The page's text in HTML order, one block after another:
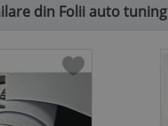
din Folii auto tuning